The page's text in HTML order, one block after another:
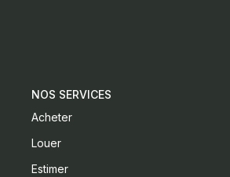
NOS SERVICES
Acheter
Louer
Estimer